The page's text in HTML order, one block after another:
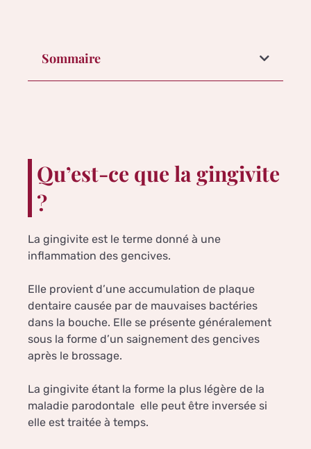
Sommaire
Qu’est-ce que la gingivite
?
La gingivite est le terme donné à une
inflammation des gencives.
Elle provient d’une accumulation de plaque
dentaire causée par de mauvaises bactéries
dans la bouche. Elle se présente généralement
sous la forme d’un saignement des gencives
après le brossage.
La gingivite étant la forme la plus légère de la
maladie parodontale elle peut être inversée si
elle est traitée à temps.